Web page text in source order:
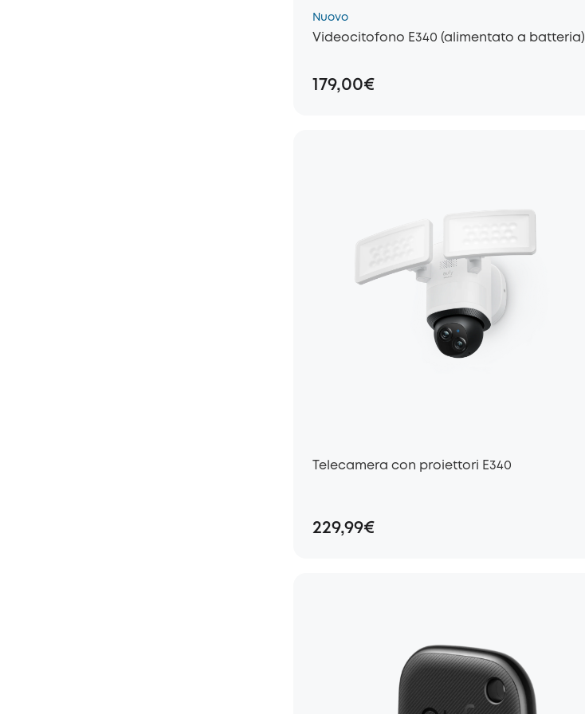
Nuovo
Videocitofono E340 (alimentato a batteria)
179,00€
Telecamera con proiettori E340
229,99€